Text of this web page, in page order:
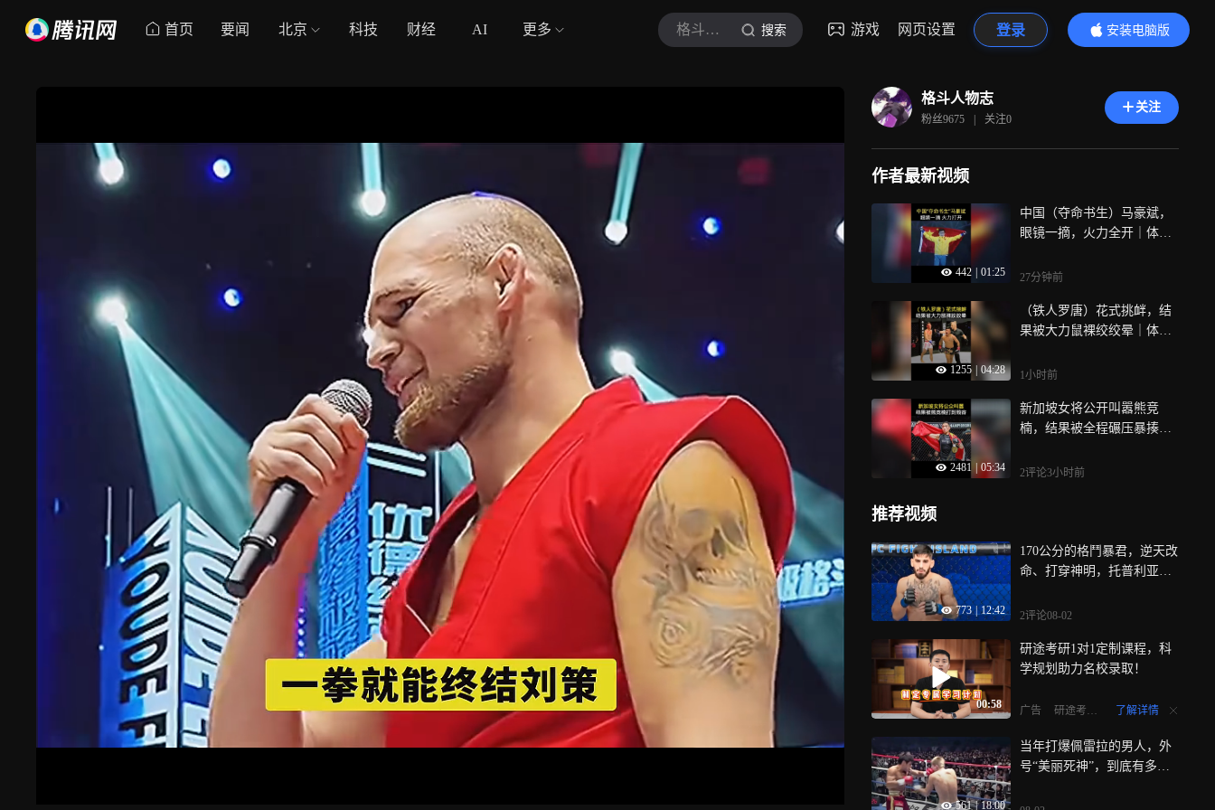
首页 要闻 北京 科技 财经 AI 更多 格斗人物志 搜索 游戏 网页设置 登录
安装电脑版
内容更精彩
格斗人物志
粉丝9675 | 关注0
关注
作者最新视频
442 01:25
中国（夺命书生）马豪斌，
眼镜一摘，火力全开｜体坛
27分钟前
1255 04:28
（铁人罗唐）花式挑衅，结
果被大力鼠裸绞绞晕｜体坛
1小时前
2481 05:34
新加坡女将公开叫嚣熊竞
楠，结果被全程碾压暴揍打
2评论3小时前
推荐视频
773 | 12:42
170公分的格鬥暴君，逆天改
命、打穿神明，托普利亚有
2评论08-02
00:58
研途考研1对1定制课程，科
学规划助力名校录取！
广告 研途考研VIP 了解详情
561 | 18:00
当年打爆佩雷拉的男人，外
号“美丽死神”，到底有多恐